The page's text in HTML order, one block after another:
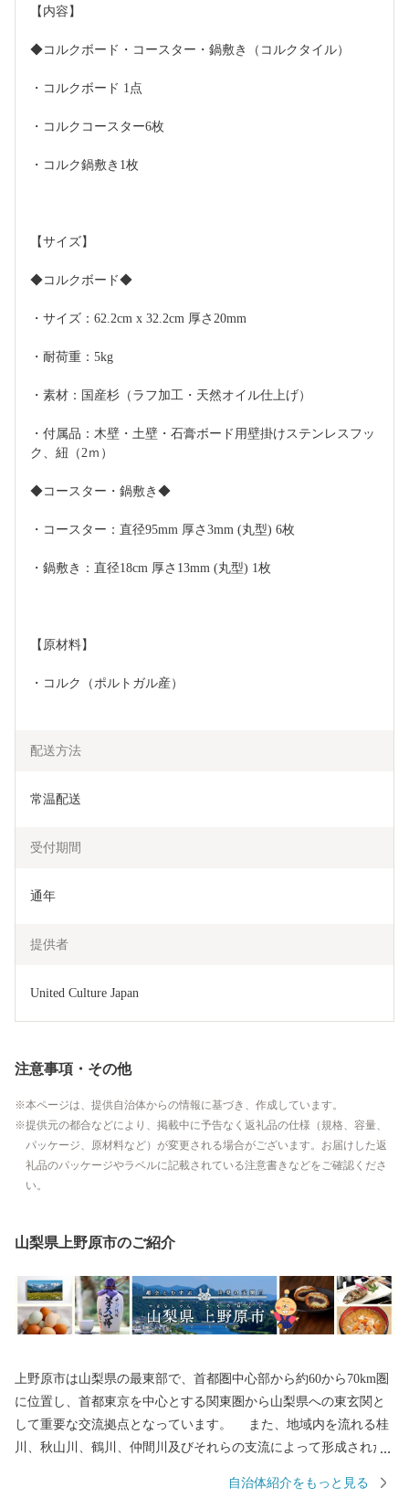
【内容】
◆コルクボード・コースター・鍋敷き（コルクタイル）
・コルクボード 1点
・コルクコースター6枚
・コルク鍋敷き1枚
【サイズ】
◆コルクボード◆
・サイズ：62.2cm x 32.2cm 厚さ20mm
・耐荷重：5kg
・素材：国産杉（ラフ加工・天然オイル仕上げ）
・付属品：木壁・土壁・石膏ボード用壁掛けステンレスフッ
ク、紐（2ｍ）
◆コースター・鍋敷き◆
・コースター：直径95mm 厚さ3mm (丸型) 6枚
・鍋敷き：直径18cm 厚さ13mm (丸型) 1枚
・コルク（ポルトガル産）
配送方法
常温配送
受付期間
通年
提供者
United Culture Japan
注意事項・その他
本ページは、提供自治体からの情報に基づき、作成しています。
提供元の都合などにより、掲載中に予告なく返礼品の仕様（規格、容量、
パッケージ、原材料など）が変更される場合がございます。お届けした返
礼品のパッケージやラベルに記載されている注意書きなどをご確認くださ
い。
山梨県上野原市のご紹介
上野原市は山梨県の最東部で、首都圏中心部から約60から70km圏
に位置し、首都東京を中心とする関東圏から山梨県への東玄関と
して重要な交流拠点となっています。 また、地域内を流れる桂
川、秋山川、鶴川、仲間川及びそれらの支流によって形成された
くりだす自然環境は、日照時間が長い等様々な自然の特性に恵ま
自治体紹介をもっと見る